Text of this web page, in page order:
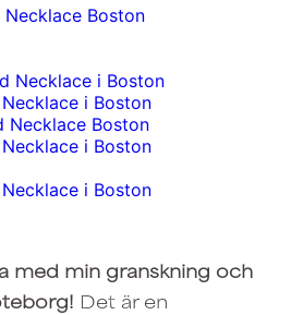
med min granskning och
Det är en